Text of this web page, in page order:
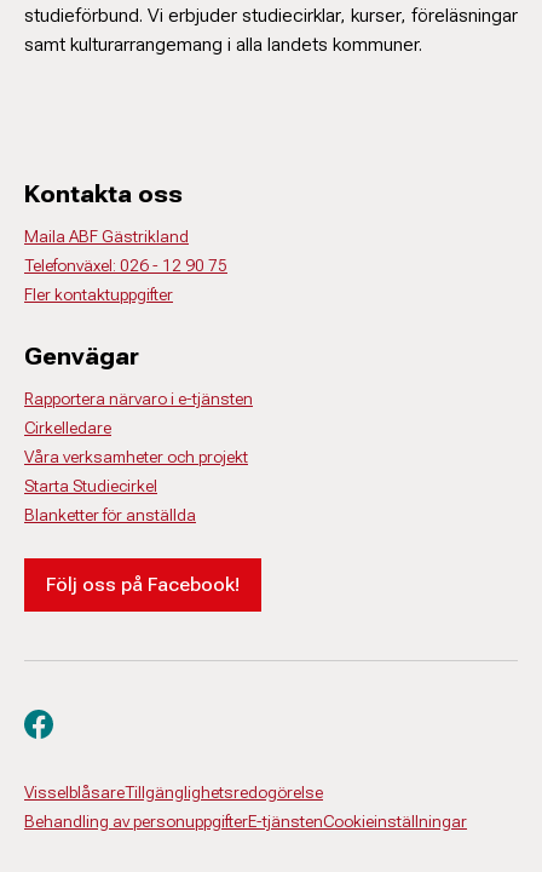
studieförbund. Vi erbjuder studiecirklar, kurser, föreläsningar
samt kulturarrangemang i alla landets kommuner.
Kontakta oss
Maila ABF Gästrikland
Telefonväxel: 026 - 12 90 75
Fler kontaktuppgifter
Genvägar
Rapportera närvaro i e-tjänsten
Cirkelledare
Våra verksamheter och projekt
Starta Studiecirkel
Blanketter för anställda
Följ oss på Facebook!
VisselblåsareTillgänglighetsredogörelse
Behandling av personuppgifterE-tjänstenCookieinställningar
Besök oss på facebook